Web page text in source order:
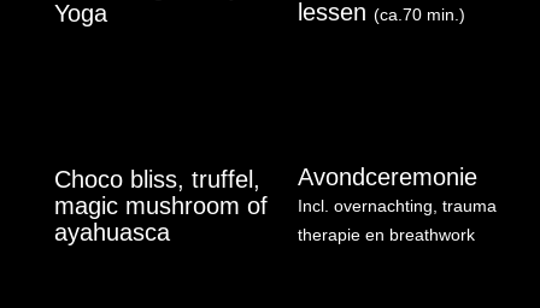
Yoga
lessen (ca.70 min.)
Choco bliss, truffel,
magic mushroom of
ayahuasca
Avondceremonie
Incl. overnachting, trauma
therapie en breathwork